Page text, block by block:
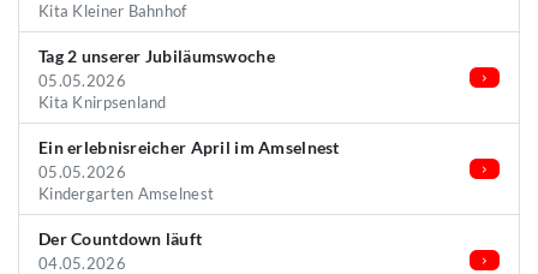
Kita Kleiner Bahnhof
Tag 2 unserer Jubiläumswoche
05.05.2026
Kita Knirpsenland
Ein erlebnisreicher April im Amselnest
05.05.2026
Kindergarten Amselnest
Der Countdown läuft
04.05.2026